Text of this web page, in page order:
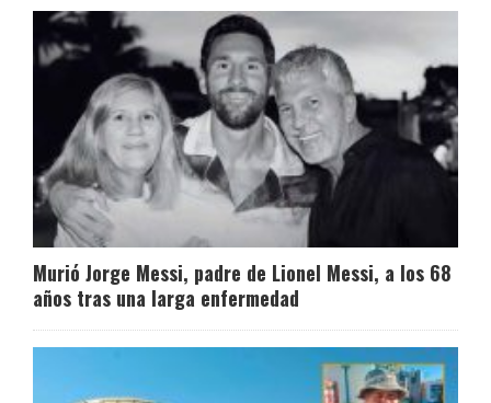
Murió Jorge Messi, padre de Lionel Messi, a los 68
años tras una larga enfermedad